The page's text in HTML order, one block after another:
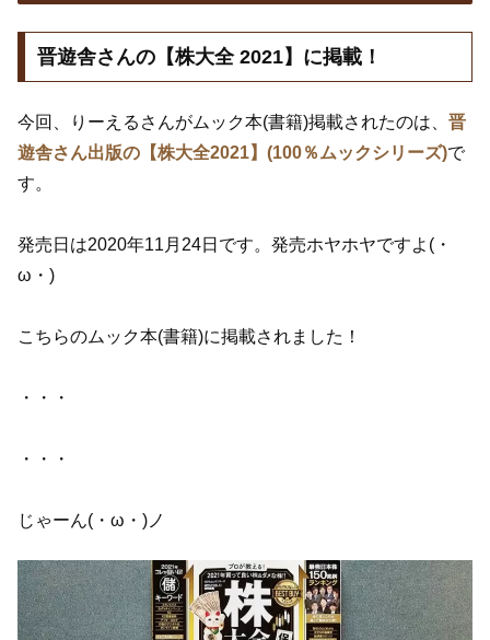
晋遊舎さんの【株大全 2021】に掲載！
今回、りーえるさんがムック本(書籍)掲載されたのは、 晋
遊舎さん出版の【株大全2021】(100％ムックシリーズ)で
す。
発売日は2020年11月24日です。発売ホヤホヤですよ(・
ω・)
こちらのムック本(書籍)に掲載されました！
・・・
・・・
じゃーん(・ω・)ノ